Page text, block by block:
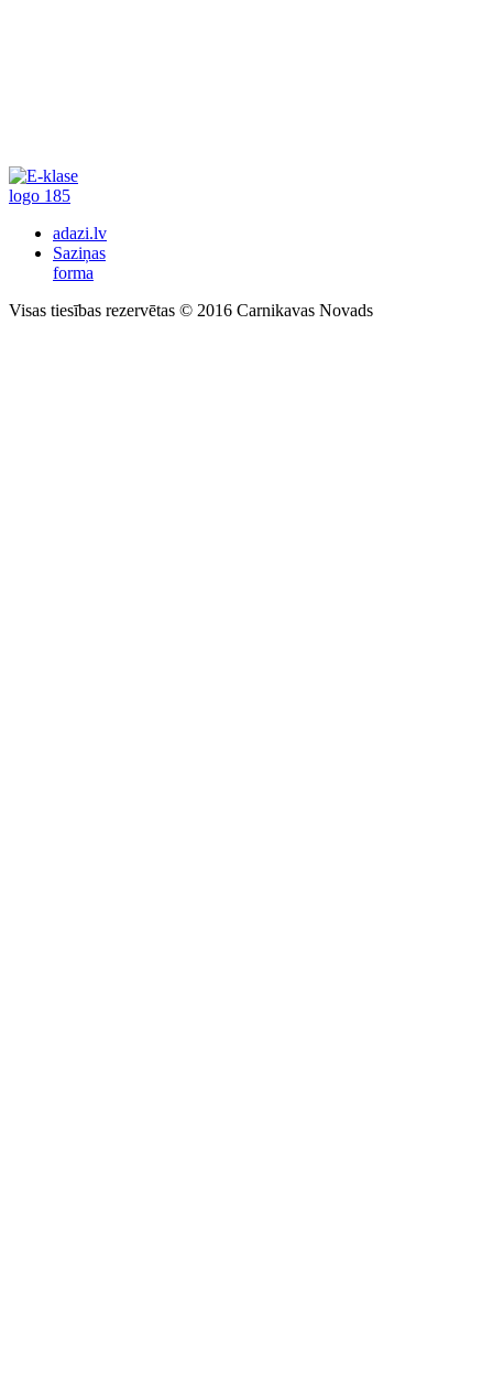
adazi.lv
Saziņas
forma
Visas tiesības rezervētas © 2016 Carnikavas Novads